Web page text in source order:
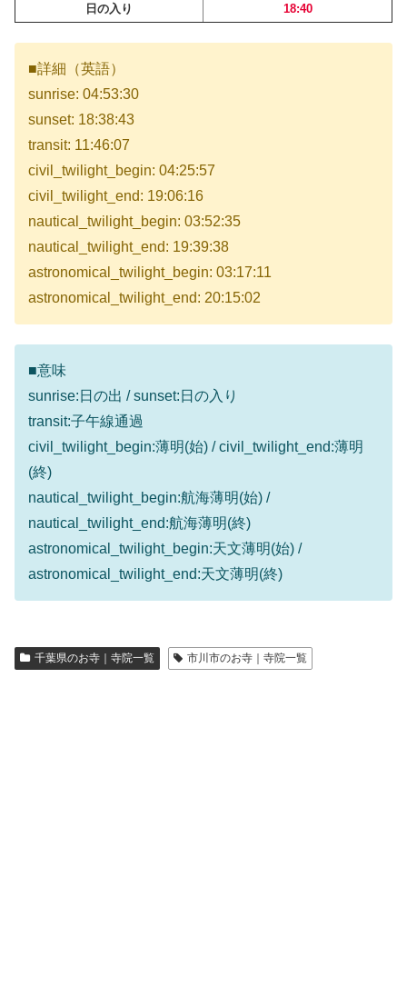
日の入り
18:40
■詳細（英語）
sunrise: 04:53:30
sunset: 18:38:43
transit: 11:46:07
civil_twilight_begin: 04:25:57
civil_twilight_end: 19:06:16
nautical_twilight_begin: 03:52:35
nautical_twilight_end: 19:39:38
astronomical_twilight_begin: 03:17:11
astronomical_twilight_end: 20:15:02
■意味
sunrise:日の出 / sunset:日の入り
transit:子午線通過
civil_twilight_begin:薄明(始) / civil_twilight_end:薄明
(終)
nautical_twilight_begin:航海薄明(始) /
nautical_twilight_end:航海薄明(終)
astronomical_twilight_begin:天文薄明(始) /
astronomical_twilight_end:天文薄明(終)
千葉県のお寺｜寺院一覧 市川市のお寺｜寺院一覧